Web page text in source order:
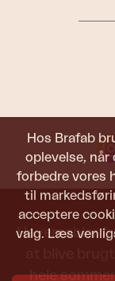
Hos Brafab
oplevelse, når
forbedre vores
til
acceptere
valg. Læs
Havemøbler
at blive
hele